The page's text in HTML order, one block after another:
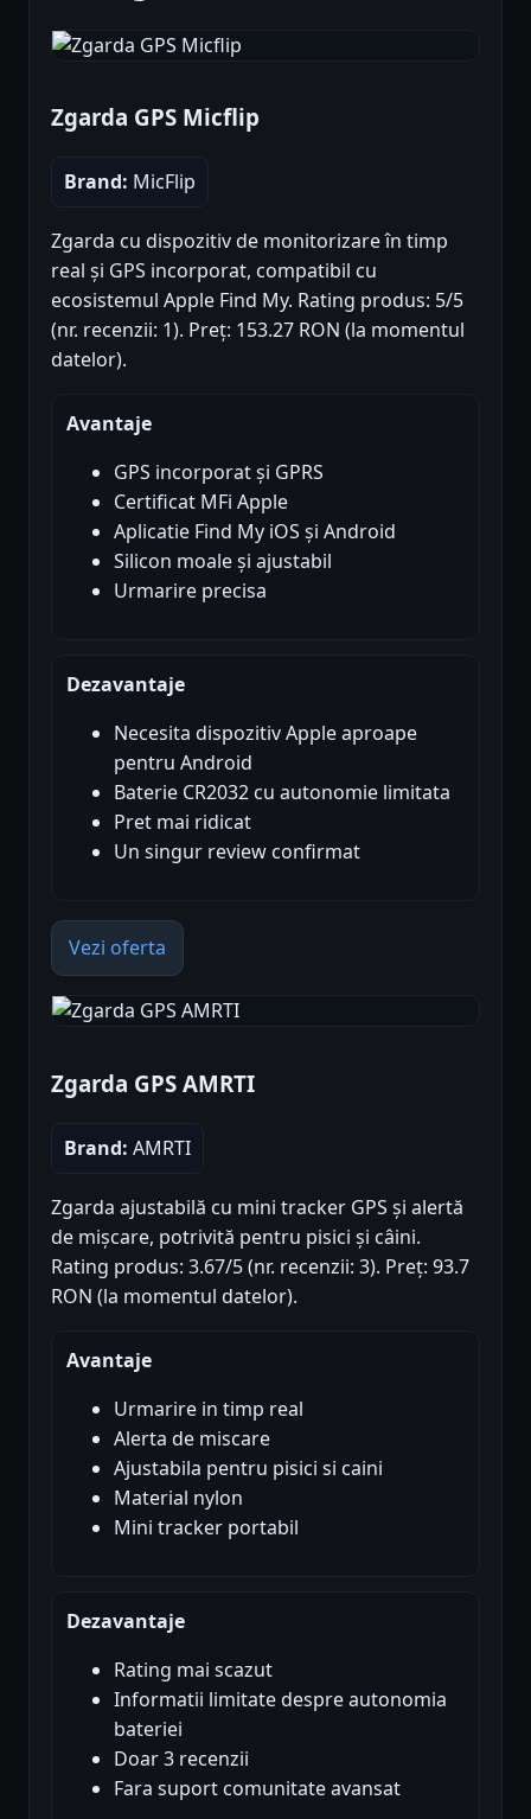
Zgarda GPS Micflip
Brand: MicFlip
Zgarda cu dispozitiv de monitorizare în timp
real și GPS incorporat, compatibil cu
ecosistemul Apple Find My. Rating produs: 5/5
(nr. recenzii: 1). Preț: 153.27 RON (la momentul
datelor).
Avantaje
GPS incorporat și GPRS
Certificat MFi Apple
Aplicatie Find My iOS și Android
Silicon moale și ajustabil
Urmarire precisa
Dezavantaje
Necesita dispozitiv Apple aproape
pentru Android
Baterie CR2032 cu autonomie limitata
Pret mai ridicat
Un singur review confirmat
Vezi oferta
Zgarda GPS AMRTI
Brand: AMRTI
Zgarda ajustabilă cu mini tracker GPS și alertă
de mișcare, potrivită pentru pisici și câini.
Rating produs: 3.67/5 (nr. recenzii: 3). Preț: 93.7
RON (la momentul datelor).
Avantaje
Urmarire in timp real
Alerta de miscare
Ajustabila pentru pisici si caini
Material nylon
Mini tracker portabil
Dezavantaje
Rating mai scazut
Informatii limitate despre autonomia
bateriei
Doar 3 recenzii
Fara suport comunitate avansat